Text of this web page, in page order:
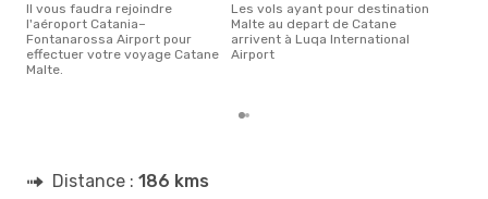
Il vous faudra rejoindre
l'aéroport Catania–
Fontanarossa Airport pour
effectuer votre voyage Catane
Malte.
Les vols ayant pour destination
Malte au depart de Catane
arrivent à Luqa International
Airport
Distance : 186 kms